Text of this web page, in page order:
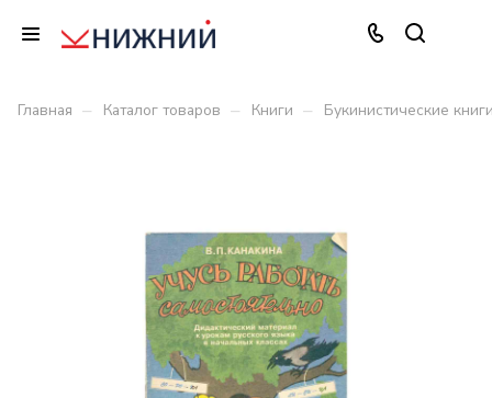
Главная – Каталог товаров – Книги – Букинистические